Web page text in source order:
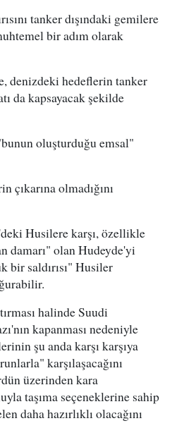
tanker dışındaki gemilere
bir adım olarak
denizdeki hedeflerin tanker
da kapsayacak şekilde
oluşturduğu emsal"
olmadığını
Husilere karşı, özellikle
damarı" olan Hudeyde'yi
bir saldırısı" Husiler
halinde Suudi
kapanması nedeniyle
şu anda karşı karşıya
karşılaşacağını
üzerinden kara
taşıma seçeneklerine sahip
daha hazırlıklı olacağını